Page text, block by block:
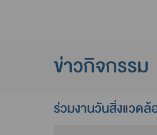
ข่าวกิจกรรม
ร่วมงานวันสิ่งแวด